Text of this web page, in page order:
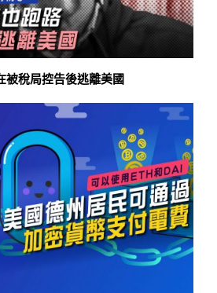
被稅局控告後逃離美國